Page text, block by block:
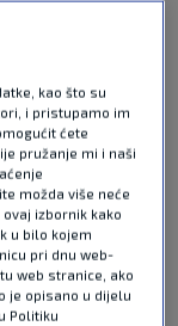
kao što su
i pristupamo im
ćete
pružanje mi i naši
možda više neće
izbornik kako
u bilo kojem
pri dnu web-
web stranice, ako
je opisano u dijelu
Politiku